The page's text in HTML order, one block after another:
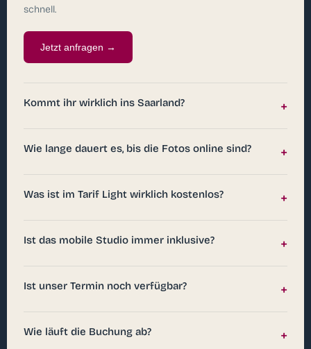
schnell.
Jetzt anfragen →
Kommt ihr wirklich ins Saarland? +
Wie lange dauert es, bis die Fotos online sind? +
Was ist im Tarif Light wirklich kostenlos? +
Ist das mobile Studio immer inklusive? +
Ist unser Termin noch verfügbar? +
Wie läuft die Buchung ab? +